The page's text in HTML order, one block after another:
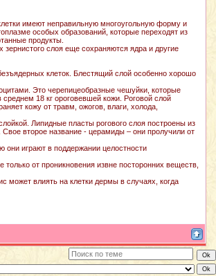
имеют неправильную многоугольную форму и
особых образований, которые переходят из
продукты.
слоя еще сохраняются ядра и другие
клеток. Блестящий слой особенно хорошо
Это черепицеобразные чешуйки, которые
18 кг ороговевшей кожи. Роговой слой
кожу от травм, ожогов, влаги, холода,
Липидные пласты рогового слоя построены из
второе название - церамиды – они пролучили от
играют в поддержании целостности
от проникновения извне посторонних веществ,
может влиять на клетки дермы в случаях, когда